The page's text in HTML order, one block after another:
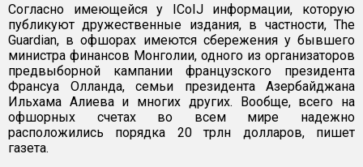
Согласно имеющейся у ICoIJ информации, которую
публикуют дружественные издания, в частности, The
Guardian, в офшорах имеются сбережения у бывшего
министра финансов Монголии, одного из организаторов
предвыборной кампании французского президента
Франсуа Олланда, семьи президента Азербайджана
Ильхама Алиева и многих других. Вообще, всего на
офшорных счетах во всем мире надежно
расположились порядка 20 трлн долларов, пишет
газета.